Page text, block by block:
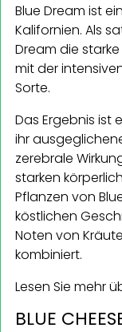
Blue Dream ist
Kalifornien. Als
Dream die
mit der
Sorte.
Das Ergebnis ist
ihr
zerebrale
starken
Pflanzen von
köstlichen
Noten von
kombiniert.
Lesen Sie mehr
BLUE